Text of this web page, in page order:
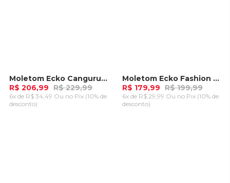
-10%Moletom Ecko Canguru Fechado Teddy Marinho
R$ 206,99 R$ 229,99
6x de R$ 34,49 Ou no Pix (10% de
desconto)
-10%Moletom Ecko Fashion Basic Aberto Preto
R$ 179,99 R$ 199,99
6x de R$ 29,99 Ou no Pix (10% de
desconto)